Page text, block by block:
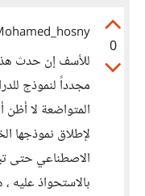
0
للأسف إن حدث
مجدداً لنموذج
المتواضعة لا
لإطلاق نموذجها
الاصطناعي حتى
بالاستحواذ عليه